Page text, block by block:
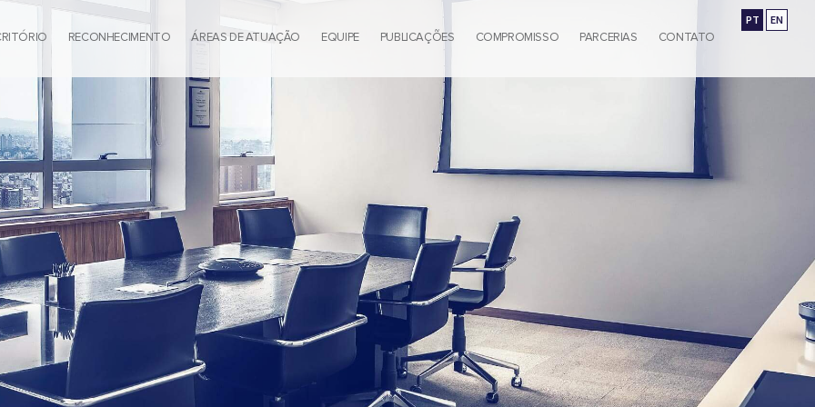
PT EN
RECONHECIMENTO ÁREAS DE ATUAÇÃO EQUIPE PUBLICAÇÕES COMPROMISSO PARCERIAS CONTATO